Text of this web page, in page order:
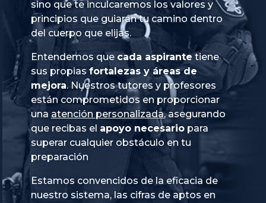
sino que te inculcaremos los valores y
principios que guiarán tu camino dentro
del cuerpo que elijas.
Entendemos que cada aspirante tiene
sus propias fortalezas y áreas de
mejora. Nuestros tutores y profesores
están comprometidos en proporcionar
una atención personalizada, asegurando
que recibas el apoyo necesario para
superar cualquier obstáculo en tu
preparación
Estamos convencidos de la eficacia de
nuestro sistema, las cifras de aptos en